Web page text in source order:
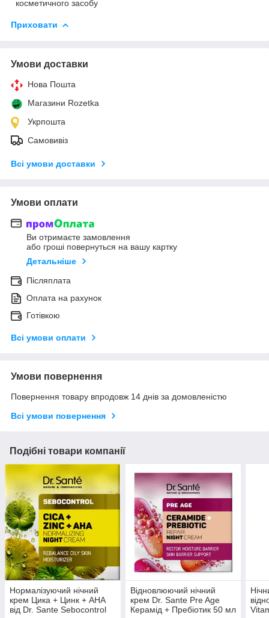
косметичного засобу
Приховати
Умови доставки
Нова Пошта
Магазини Rozetka
Укрпошта
Самовивіз
Всі умови доставки
Умови оплати
Ви отримаєте замовлення
або гроші повернуться на вашу картку
Детальніше
Післяплата
Оплата на рахунок
Готівкою
Всі умови оплати
Умови повернення
Повернення товару впродовж 14 днів за домовленістю
Всі умови повернення
Подібні товари компанії
Нормалізуючий нічний
крем Цика + Цинк + АНА
від Dr. Sante Sebocontrol
Відновлюючий нічний
крем Dr. Sante Pre Age
Керамід + Пребіотик 50 мл